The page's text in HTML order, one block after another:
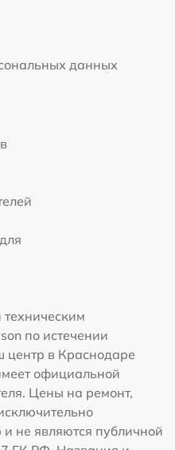
данных
по истечении
центр в Краснодаре
официальной
Цены на ремонт,
не являются публичной